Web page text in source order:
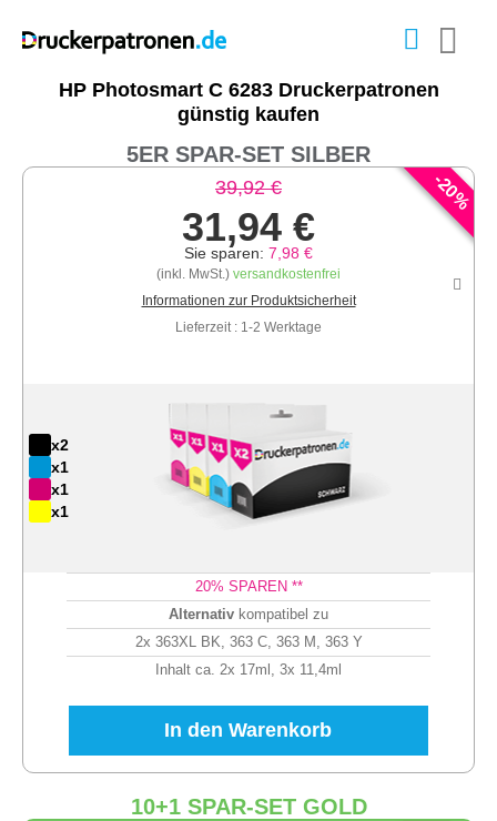
HP Photosmart C 6283 Druckerpatronen
günstig kaufen
5ER SPAR-SET SILBER
-
20
%
39,92 €
31,94 €
Sie sparen: 7,98 €
(inkl. MwSt.) versandkostenfrei
Informationen zur Produktsicherheit
Lieferzeit : 1-2 Werktage
x2
x1
x1
x1
20% SPAREN **
Alternativ kompatibel zu
2x 363XL BK, 363 C, 363 M, 363 Y
Inhalt ca. 2x 17ml, 3x 11,4ml
In den Warenkorb
10+1 SPAR-SET GOLD